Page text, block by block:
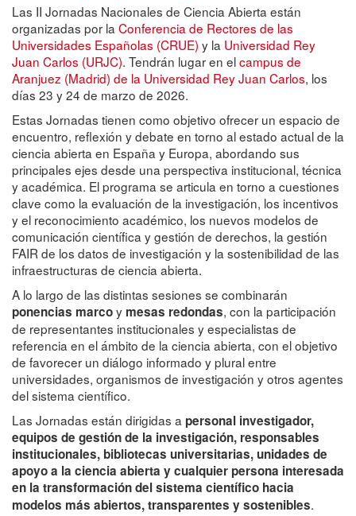
Las II Jornadas Nacionales de Ciencia Abierta están
organizadas por laConferencia de Rectores de las
Universidades Españolas (CRUE) y la Universidad Rey
Juan Carlos (URJC). Tendrán lugar en elcampus de
Aranjuez (Madrid) de la Universidad Rey Juan Carlos, los
días 23 y 24 de marzo de 2026.
Estas Jornadas tienen como objetivo ofrecer un espacio de
encuentro, reflexión y debate en torno al estado actual de la
ciencia abierta en España y Europa, abordando sus
principales ejes desde una perspectiva institucional, técnica
y académica. El programa se articula en torno a cuestiones
clave como la evaluación de la investigación, los incentivos
y el reconocimiento académico, los nuevos modelos de
comunicación científica y gestión de derechos, la gestión
FAIR de los datos de investigación y la sostenibilidad de las
infraestructuras de ciencia abierta.
A lo largo de las distintas sesiones se combinarán
ponencias marcoy mesas redondas, con la participación
de representantes institucionales y especialistas de
referencia en el ámbito de la ciencia abierta, con el objetivo
de favorecer un diálogo informado y plural entre
universidades, organismos de investigación y otros agentes
del sistema científico.
Las Jornadas están dirigidas a personal investigador,
equipos de gestión de la investigación, responsables
institucionales, bibliotecas universitarias, unidades de
apoyo a la ciencia abierta y cualquier persona interesada
en la transformación del sistema científico hacia
modelos más abiertos, transparentes y sostenibles.